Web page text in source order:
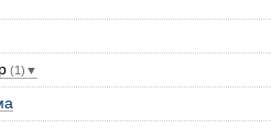
(1)▼